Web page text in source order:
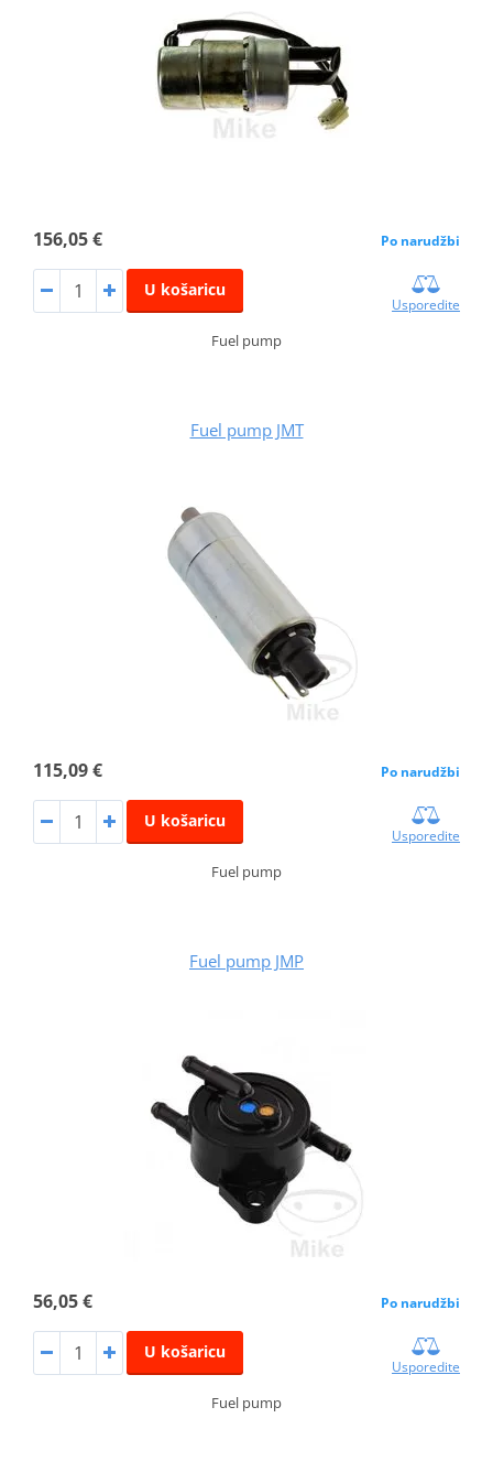
156,05 € Po narudžbi
U košaricu
Usporedite
Fuel pump
Fuel pump JMT
115,09 € Po narudžbi
U košaricu
Usporedite
Fuel pump
Fuel pump JMP
56,05 € Po narudžbi
U košaricu
Usporedite
Fuel pump